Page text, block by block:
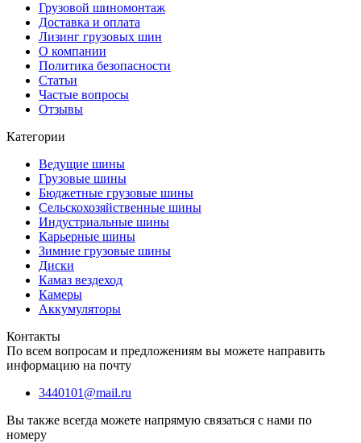
Грузовой шиномонтаж
Доставка и оплата
Лизинг грузовых шин
О компании
Политика безопасности
Статьи
Частые вопросы
Отзывы
Категории
Ведущие шины
Грузовые шины
Бюджетные грузовые шины
Сельскохозяйственные шины
Индустриальные шины
Карьерные шины
Зимние грузовые шины
Диски
Камаз вездеход
Камеры
Аккумуляторы
Контакты
По всем вопросам и предложениям вы можете направить
информацию на почту
3440101@mail.ru
Вы также всегда можете напрямую связаться с нами по
номеру